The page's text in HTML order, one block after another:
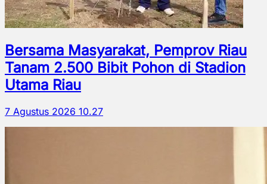
Bersama Masyarakat, Pemprov Riau
Tanam 2.500 Bibit Pohon di Stadion
Utama Riau
7 Agustus 2026 10.27